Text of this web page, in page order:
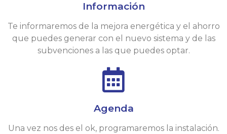
Información
Te informaremos de la mejora energética y el ahorro
que puedes generar con el nuevo sistema y de las
subvenciones a las que puedes optar.
Agenda
Una vez nos des el ok, programaremos la instalación.